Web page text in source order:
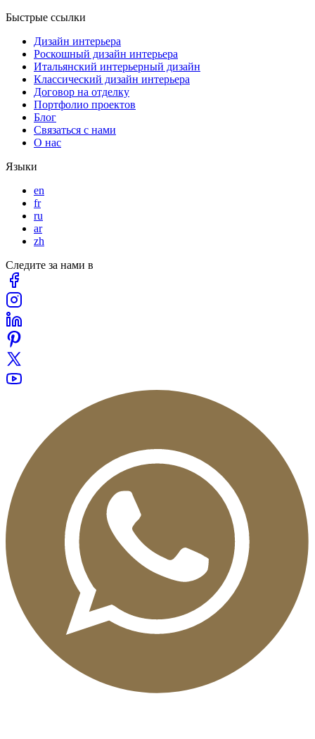
Быстрые ссылки
Дизайн интерьера
Роскошный дизайн интерьера
Итальянский интерьерный дизайн
Классический дизайн интерьера
Договор на отделку
Портфолио проектов
Блог
Связаться с нами
О нас
Языки
en
fr
ru
ar
zh
Следите за нами в